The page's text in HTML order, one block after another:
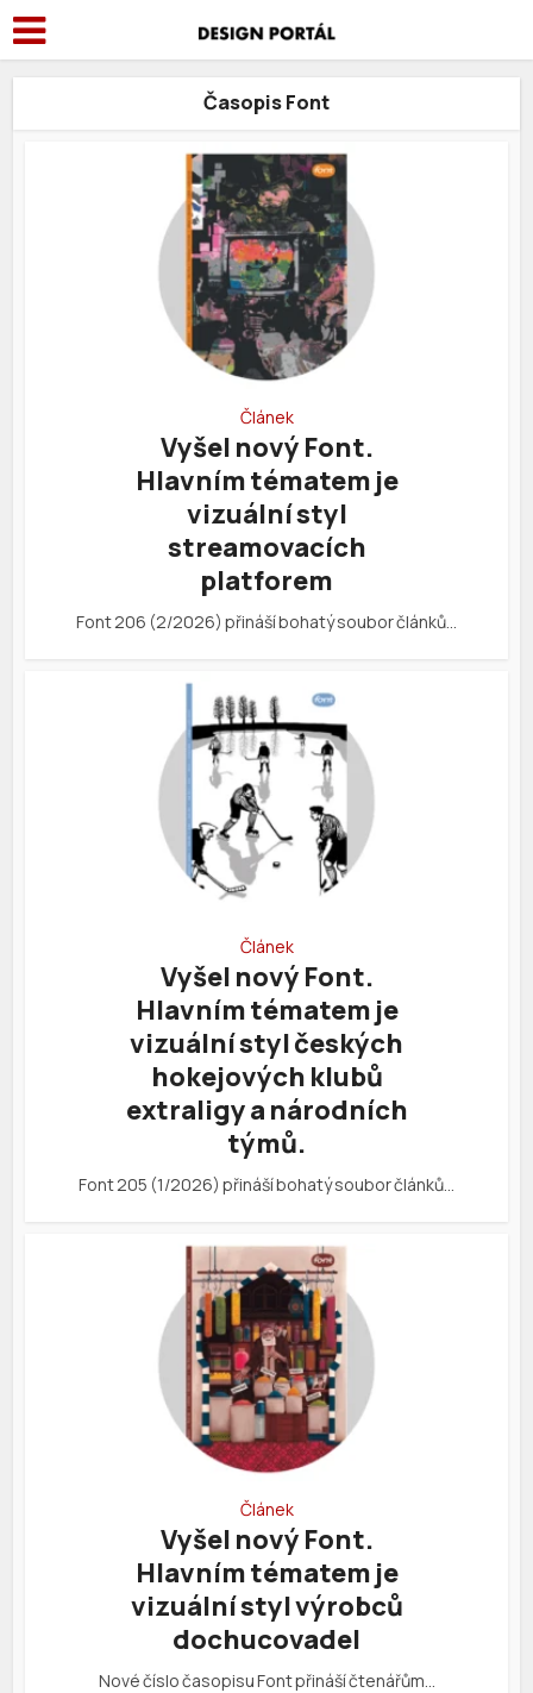
Časopis Font
Článek
Vyšel nový Font.
Hlavním tématem je
vizuální styl
streamovacích
platforem
Font 206 (2/2026) přináší bohatý soubor článků…
Článek
Vyšel nový Font.
Hlavním tématem je
vizuální styl českých
hokejových klubů
extraligy a národních
týmů.
Font 205 (1/2026) přináší bohatý soubor článků…
Článek
Vyšel nový Font.
Hlavním tématem je
vizuální styl výrobců
dochucovadel
Nové číslo časopisu Font přináší čtenářům…